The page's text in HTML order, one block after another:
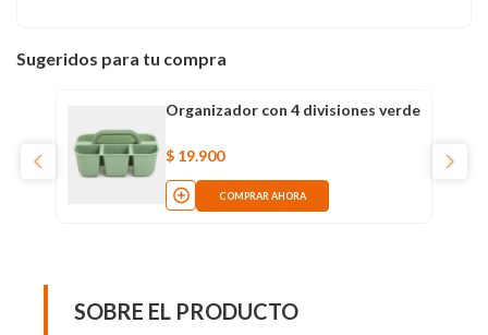
Sugeridos para tu compra
Organizador con 4 divisiones verde
$ 19.900
COMPRAR AHORA
SOBRE EL PRODUCTO